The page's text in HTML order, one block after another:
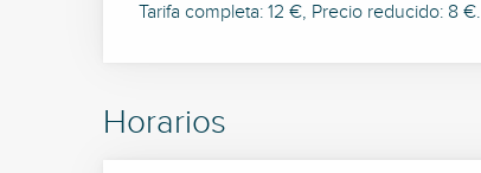
Tarifa completa: 12 €, Precio reducido: 8 €.
Horarios